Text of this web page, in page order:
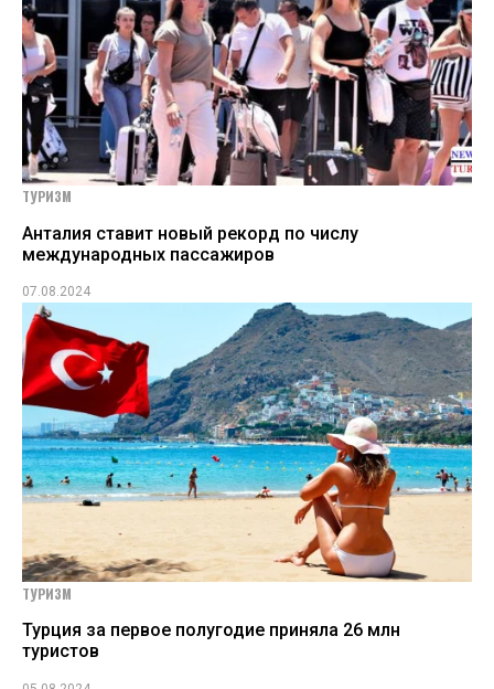
ТУРИЗМ
Анталия ставит новый рекорд по числу
международных пассажиров
07.08.2024
ТУРИЗМ
Турция за первое полугодие приняла 26 млн
туристов